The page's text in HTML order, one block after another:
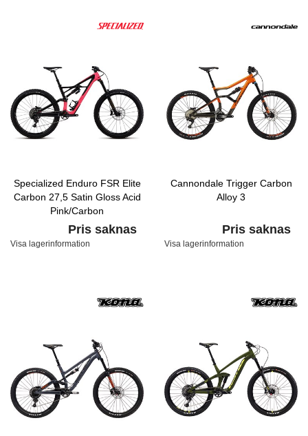
Specialized Enduro FSR Elite
Carbon 27,5 Satin Gloss Acid
Pink/Carbon
Pris saknas
Visa lagerinformation
Cannondale Trigger Carbon
Alloy 3
Pris saknas
Visa lagerinformation